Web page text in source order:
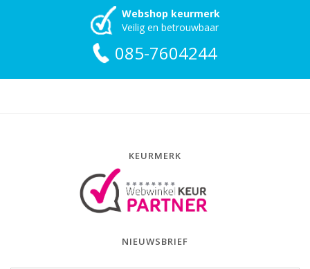
Webshop keurmerk
Veilig en betrouwbaar
085-7604244
KEURMERK
NIEUWSBRIEF